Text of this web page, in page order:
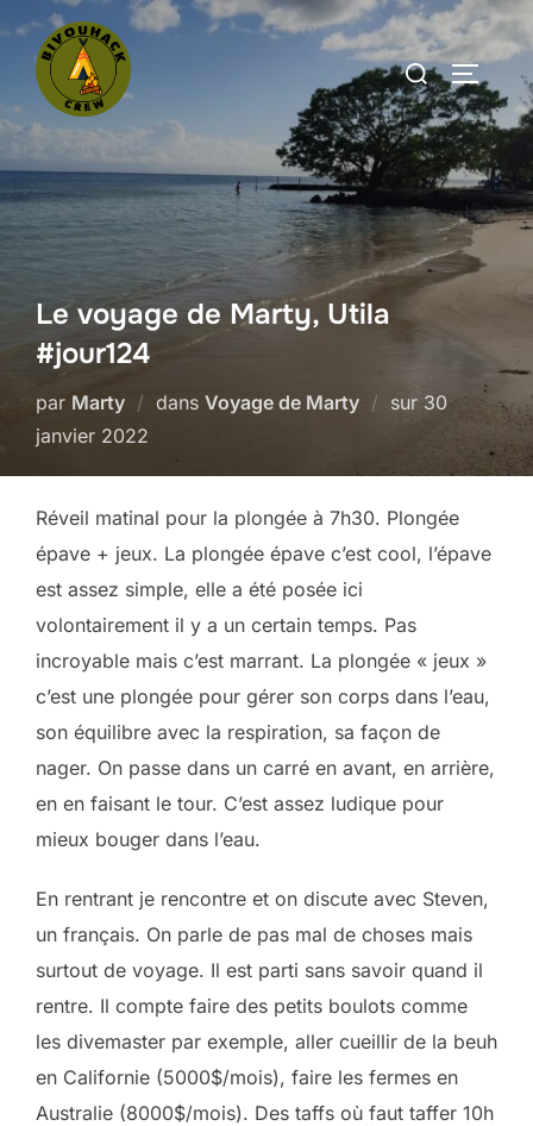
Aller
contenu
Rechercher :
Le voyage de Marty, Utila
#jour124
par Marty dans Voyage de Marty sur Publié
30
janvier 2022
Réveil matinal pour la plongée à 7h30. Plongée
épave + jeux. La plongée épave c’est cool, l’épave
est assez simple, elle a été posée ici
volontairement il y a un certain temps. Pas
incroyable mais c’est marrant. La plongée « jeux »
c’est une plongée pour gérer son corps dans l’eau,
son équilibre avec la respiration, sa façon de
nager. On passe dans un carré en avant, en arrière,
en en faisant le tour. C’est assez ludique pour
mieux bouger dans l’eau.
En rentrant je rencontre et on discute avec Steven,
un français. On parle de pas mal de choses mais
surtout de voyage. Il est parti sans savoir quand il
rentre. Il compte faire des petits boulots comme
les divemaster par exemple, aller cueillir de la beuh
en Californie (5000$/mois), faire les fermes en
Australie (8000$/mois). Des taffs où faut taffer 10h